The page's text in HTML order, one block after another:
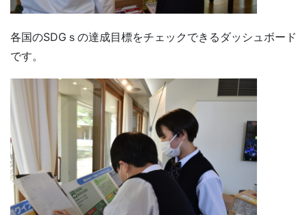
各国のSDGｓの達成目標をチェックできるダッシュボード
です。